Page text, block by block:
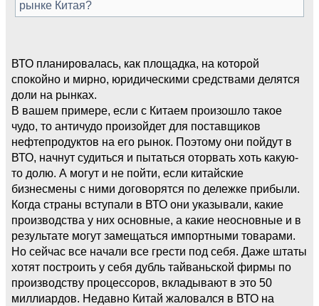
рынке Китая?
ВТО планировалась, как площадка, на которой
спокойно и мирно, юридическими средствами делятся
доли на рынках.
В вашем примере, если с Китаем произошло такое
чудо, то античудо произойдет для поставщиков
нефтепродуктов на его рынок. Поэтому они пойдут в
ВТО, начнут судиться и пытаться оторвать хоть какую-
то долю. А могут и не пойти, если китайские
бизнесмены с ними договорятся по дележке прибыли.
Когда страны вступали в ВТО они указывали, какие
производства у них основные, а какие неосновные и в
результате могут замещаться импортными товарами.
Но сейчас все начали все грести под себя. Даже штаты
хотят построить у себя дубль тайваньской фирмы по
производству процессоров, вкладывают в это 50
миллиардов. Недавно Китай жаловался в ВТО на